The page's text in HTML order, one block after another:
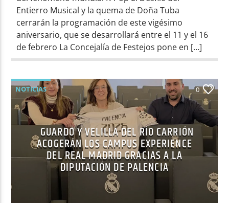
Entierro Musical y la quema de Doña Tuba
cerrarán la programación de este vigésimo
aniversario, que se desarrollará entre el 11 y el 16
de febrero La Concejalía de Festejos pone en […]
NOTICIAS 0
GUARDO Y VELILLA DEL RÍO CARRIÓN
ACOGERÁN LOS CAMPUS EXPERIENCE
DEL REAL MADRID GRACIAS A LA
DIPUTACIÓN DE PALENCIA